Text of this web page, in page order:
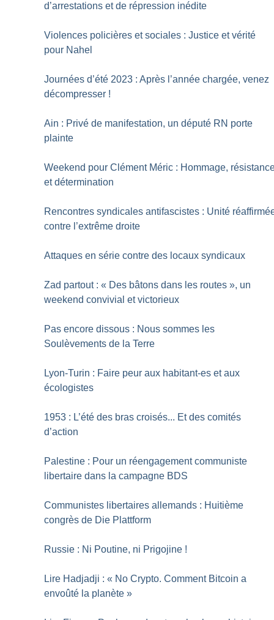
d’arrestations et de répression inédite
Violences policières et sociales : Justice et vérité
pour Nahel
Journées d’été 2023 : Après l’année chargée, venez
décompresser !
Ain : Privé de manifestation, un député RN porte
plainte
Weekend pour Clément Méric : Hommage,
et détermination
Rencontres syndicales antifascistes : Unité
contre l’extrême droite
Attaques en série contre des locaux syndicaux
Zad partout : « Des bâtons dans les routes », un
weekend convivial et victorieux
Pas encore dissous : Nous sommes les
Soulèvements de la Terre
Lyon-Turin : Faire peur aux habitant-es et aux
écologistes
1953 : L’été des bras croisés... Et des comités
d’action
Palestine : Pour un réengagement communiste
libertaire dans la campagne BDS
Communistes libertaires allemands : Huitième
congrès de Die Plattform
Russie : Ni Poutine, ni Prigojine !
Lire Hadjadji : « No Crypto. Comment Bitcoin a
envoûté la planète »